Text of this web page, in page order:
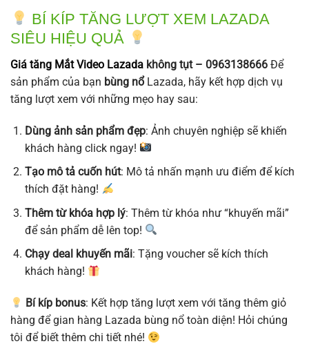
BÍ KÍP TĂNG LƯỢT XEM LAZADA
SIÊU HIỆU QUẢ
Giá tăng Mắt Video Lazada không tụt – 0963138666 Để
sản phẩm của bạn bùng nổLazada, hãy kết hợp dịch vụ
tăng lượt xem với những mẹo hay sau:
Dùng ảnh sản phẩm đẹp: Ảnh chuyên nghiệp sẽ khiến
khách hàng click ngay!
Tạo mô tả cuốn hút: Mô tả nhấn mạnh ưu điểm để kích
thích đặt hàng!
Thêm từ khóa hợp lý: Thêm từ khóa như “khuyến mãi”
để sản phẩm dễ lên top!
Chạy deal khuyến mãi: Tặng voucher sẽ kích thích
khách hàng!
Bí kíp bonus: Kết hợp tăng lượt xem với tăng thêm giỏ
hàng để gian hàng Lazada bùng nổ toàn diện! Hỏi chúng
tôi để biết thêm chi tiết nhé!